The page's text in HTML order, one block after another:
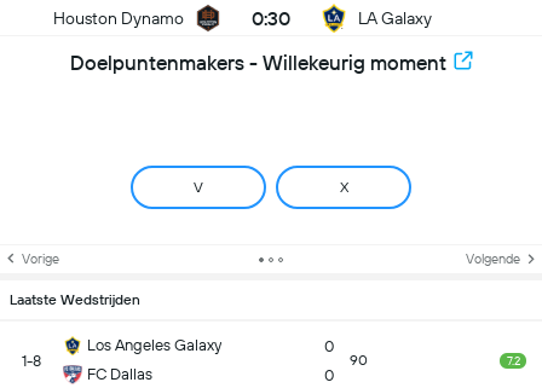
Houston Dynamo 0:30 LA Galaxy
Doelpuntenmakers - Willekeurig moment
V X
Vorige Volgende
Laatste Wedstrijden
1-8
Los Angeles Galaxy
FC Dallas
0
0
90 7.2